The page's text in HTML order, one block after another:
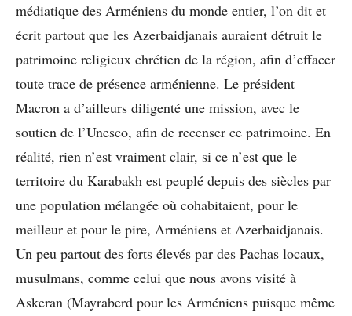
médiatique des Arméniens du monde entier, l’on dit et
écrit partout que les Azerbaidjanais auraient détruit le
patrimoine religieux chrétien de la région, afin d’effacer
toute trace de présence arménienne. Le président
Macron a d’ailleurs diligenté une mission, avec le
soutien de l’Unesco, afin de recenser ce patrimoine. En
réalité, rien n’est vraiment clair, si ce n’est que le
territoire du Karabakh est peuplé depuis des siècles par
une population mélangée où cohabitaient, pour le
meilleur et pour le pire, Arméniens et Azerbaidjanais.
Un peu partout des forts élevés par des Pachas locaux,
musulmans, comme celui que nous avons visité à
Askeran (Mayraberd pour les Arméniens puisque même